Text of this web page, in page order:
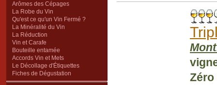
Arômes des Cépages
La Robe du Vin
Qu'est ce qu'un Vin Fermé ?
La Minéralité du Vin
La Réduction
Vin et Carafe
Bouteille entamée
Accords Vin et Mets
Le Décollage d'Étiquettes
Fiches de Dégustation
Zéro